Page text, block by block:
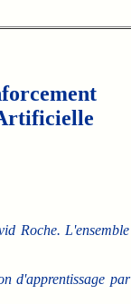
Roche. L'ensemble
d'apprentissage par